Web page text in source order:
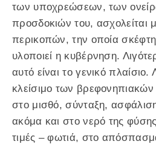
των υποχρεώσεων, των
προσδοκιών του, ασχολείται
περικοπών, την οποία
υλοποιεί η κυβέρνηση.
αυτό είναι το γενικό πλαίσιο.
κλείσιμο των
στο μισθό, σύνταξη,
ακόμα και στο νερό της
τιμές – φωτιά, στο